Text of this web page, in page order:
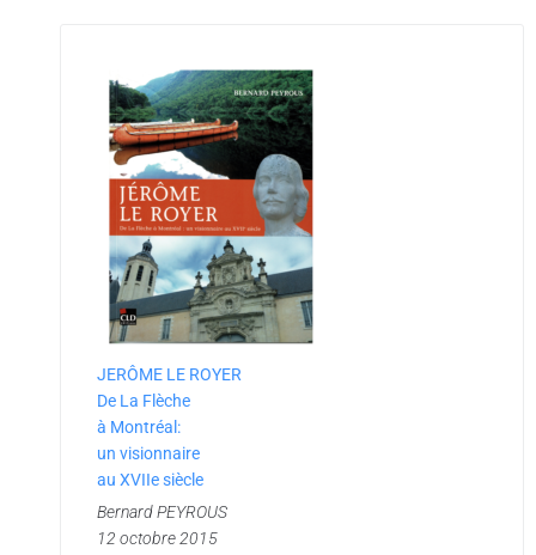
JERÔME LE ROYER
De La Flèche
à Montréal:
un visionnaire
au XVIIe siècle
Bernard PEYROUS
12 octobre 2015